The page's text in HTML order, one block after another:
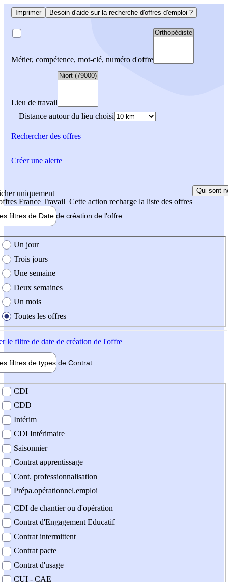
Imprimer Besoin d'aide sur la recherche d'offres d'emploi ?
Métier, compétence, mot-clé, numéro d'offre
Lieu de travail
Distance autour du lieu choisi
Rechercherdes offres
uniquement
France Travail Cette action recharge la liste des offres
Qui sont
filtres de Date de création de l'offre
création de l'offre
Un jour
Trois jours
Une semaine
Deux semaines
Un mois
Toutes les offres
le filtre de date de création de l'offre
filtres de types de Contrat
contrat
CDI
CDD
Intérim
CDI Intérimaire
Saisonnier
Contrat apprentissage
Cont. professionnalisation
Prépa.opérationnel.emploi
CDI de chantier ou d'opération
Contrat d'Engagement Educatif
Contrat intermittent
Contrat pacte
Contrat d'usage
CUI - CAE
Créer une alerte